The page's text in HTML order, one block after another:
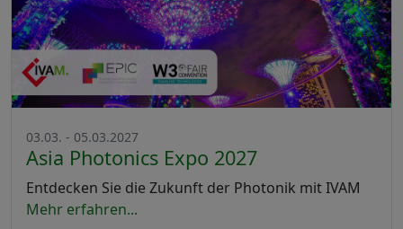
03.03. - 05.03.2027
Asia Photonics Expo 2027
Entdecken Sie die Zukunft der Photonik mit IVAM
Mehr erfahren...